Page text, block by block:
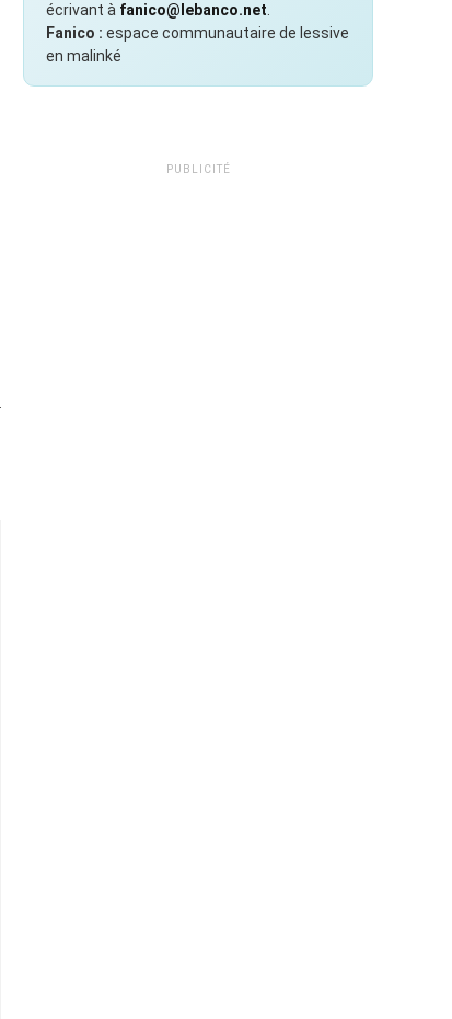
écrivant à fanico@lebanco.net
Fanico : espace communautaire de lessive
en malinké
PUBLICITÉ